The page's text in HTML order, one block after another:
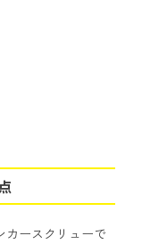
ースクリューで